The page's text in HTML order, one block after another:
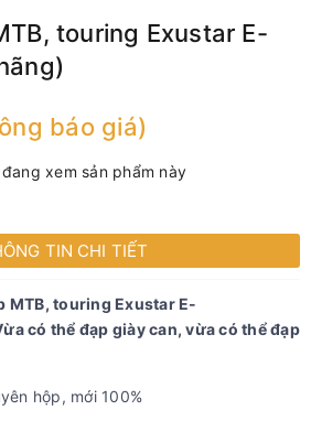
touring Exustar E-
báo giá)
xem sản phẩm này
TIN CHI TIẾT
MTB, touring Exustar E-
có thể đạp giày can, vừa có thể đạp
hộp, mới 100%